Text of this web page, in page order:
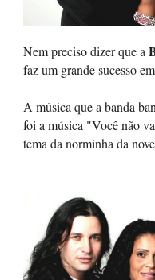
Nem preciso dizer que a
faz um grande sucesso
A música que a banda
foi a música "Você não
tema da norminha da